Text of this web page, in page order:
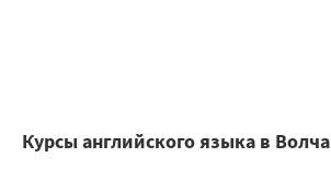
Курсы английского языка в